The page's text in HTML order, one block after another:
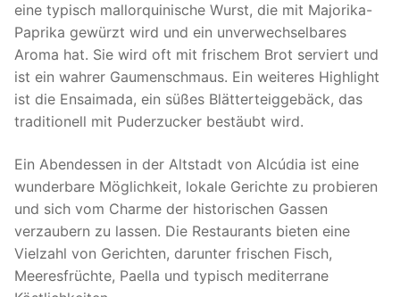
eine typisch mallorquinische Wurst, die mit Majorika-
Paprika gewürzt wird und ein unverwechselbares
Aroma hat. Sie wird oft mit frischem Brot serviert und
ist ein wahrer Gaumenschmaus. Ein weiteres Highlight
ist die Ensaimada, ein süßes Blätterteiggebäck, das
traditionell mit Puderzucker bestäubt wird.
Ein Abendessen in der Altstadt von Alcúdia ist eine
wunderbare Möglichkeit, lokale Gerichte zu probieren
und sich vom Charme der historischen Gassen
verzaubern zu lassen. Die Restaurants bieten eine
Vielzahl von Gerichten, darunter frischen Fisch,
Meeresfrüchte, Paella und typisch mediterrane